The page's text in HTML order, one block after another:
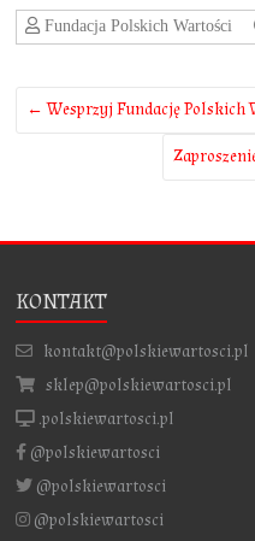
Fundacja Polskich Wartości
← Wesprzyj Fundację Polskich
KONTAKT
kontakt@polskiewartosci.pl
sklep@polskiewartosci.pl
.polskiewartosci.pl
@polskiewartosci
@polskiewartosci
@polskiewartosci